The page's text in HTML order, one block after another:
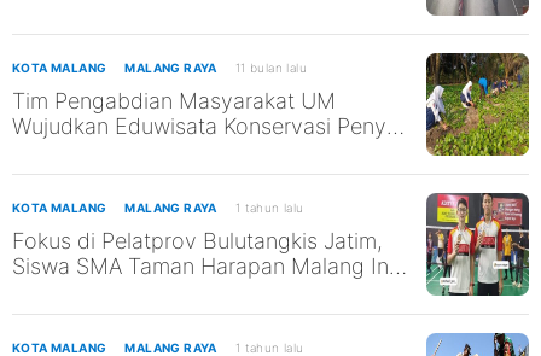
KOTA MALANG MALANG RAYA 11 bulan lalu
Tim Pengabdian Masyarakat UM
Wujudkan Eduwisata Konservasi Penyu
SDGs ke-13 dan ke-14
KOTA MALANG MALANG RAYA 1 tahun lalu
Fokus di Pelatprov Bulutangkis Jatim,
Siswa SMA Taman Harapan Malang Ini
KOTA MALANG MALANG RAYA 1 tahun lalu